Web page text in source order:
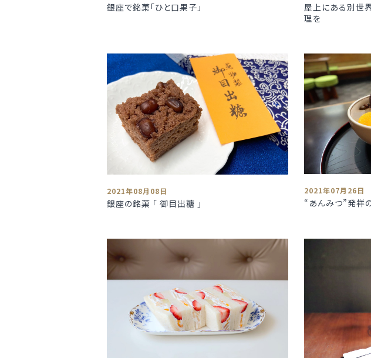
銀座で銘菓「ひと口果子」
屋上にある別世
理を
2021年08月08日
銀座の銘菓 「 御目出糖 」
2021年07月26日
“あんみつ”発祥